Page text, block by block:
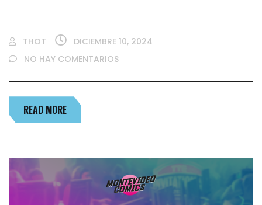
THOT
DICIEMBRE 10, 2024
NO HAY COMENTARIOS
READ MORE